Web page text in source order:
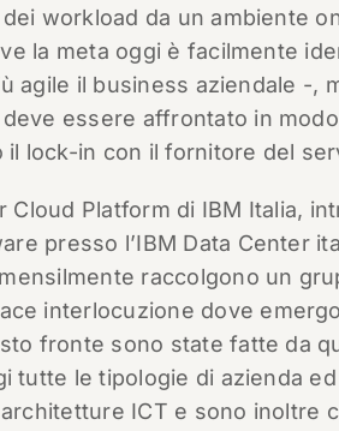
workload da un ambiente
la meta oggi è facilmente
agile il business aziendale -,
essere affrontato in
lock-in con il fornitore del
Platform di IBM Italia,
presso l’IBM Data Center
raccolgono un
interlocuzione dove
fronte sono state fatte da
tutte le tipologie di azienda
ICT e sono inoltre